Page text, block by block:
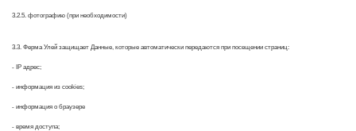
3.2.5. фотографию (при необходимости)
3.3. Ферма Улей защищает Данные, которые автоматически передаются при посещении страниц:
- IP адрес;
- информация из cookies;
- информация о браузере
- время доступа;